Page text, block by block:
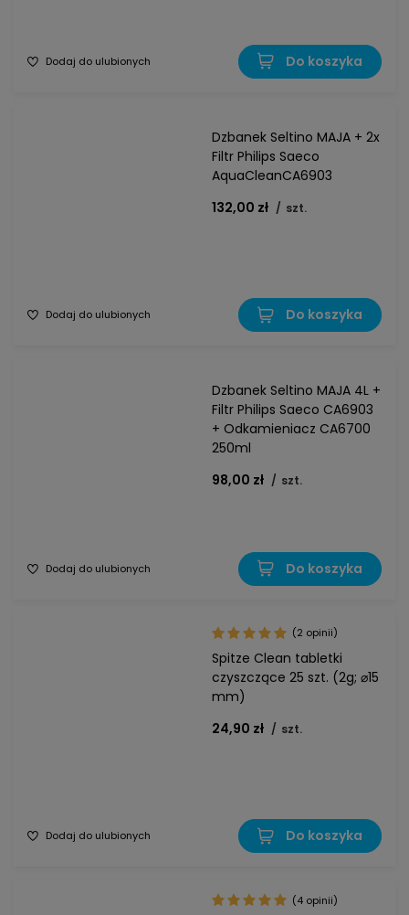
Dodaj do ulubionych Do koszyka
Dzbanek Seltino MAJA + 2x
Filtr Philips Saeco
AquaCleanCA6903
132,00 zł / szt.
Dodaj do ulubionych Do koszyka
Dzbanek Seltino MAJA 4L +
Filtr Philips Saeco CA6903
+ Odkamieniacz CA6700
250ml
98,00 zł / szt.
Dodaj do ulubionych Do koszyka
Spitze Clean tabletki
czyszczące 25 szt. (2g; ⌀15
mm)
24,90 zł / szt.
(2 opinii)
Dodaj do ulubionych Do koszyka
(4 opinii)